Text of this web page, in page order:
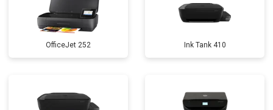
OfficeJet 252 Ink Tank 410